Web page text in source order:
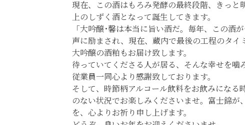
現在、この酒はもろみ発酵の最終段階、きっ
上のしずく酒となって誕生してきます。
「大吟醸･馨は本当に旨い酒だ。毎年、この酒
声に励まされ、現在、蔵内で最後の工程のタ
大吟醸の酒粕もお届け致します。
待っていてくださる人が居る、そんな幸せを噛
従業員一同心より感謝致しております。
そして、時節柄アルコール飲料をお飲みにな
のない状況でお楽しみくださいませ。富士錦が
を、心よりお祈り申し上げます。